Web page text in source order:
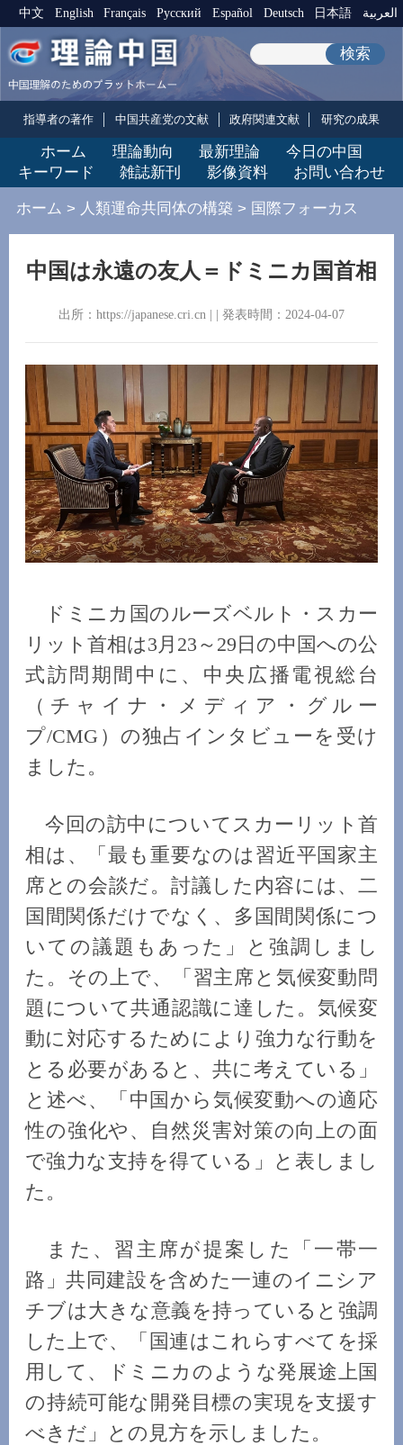
中文 English Français Pусский Español Deutsch 日本語 العربية
検索
指導者の著作 中国共産党の文献 政府関連文献 研究の成果
ホーム 理論動向 最新理論
今日の中国
キーワード
雑誌新刊 影像資料 お問い合わせ
ホーム > 人類運命共同体の構築 > 国際フォーカス
中国は永遠の友人＝ドミニカ国首相
出所：https://japanese.cri.cn | | 発表時間：2024-04-07
ドミニカ国のルーズベルト・スカー
リット首相は3月23～29日の中国への公
式訪問期間中に、中央広播電視総台
（チャイナ・メディア・グルー
プ/CMG）の独占インタビューを受け
ました。
今回の訪中についてスカーリット首
相は、「最も重要なのは習近平国家主
席との会談だ。討議した内容には、二
国間関係だけでなく、多国間関係につ
いての議題もあった」と強調しまし
た。その上で、「習主席と気候変動問
題について共通認識に達した。気候変
動に対応するためにより強力な行動を
とる必要があると、共に考えている」
と述べ、「中国から気候変動への適応
性の強化や、自然災害対策の向上の面
で強力な支持を得ている」と表しまし
た。
また、習主席が提案した「一帯一
路」共同建設を含めた一連のイニシア
チブは大きな意義を持っていると強調
した上で、「国連はこれらすべてを採
用して、ドミニカのような発展途上国
の持続可能な開発目標の実現を支援す
べきだ」との見方を示しました。